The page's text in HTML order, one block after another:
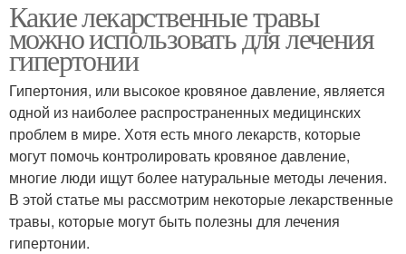
Какие лекарственные травы
можно использовать для лечения
гипертонии
Гипертония, или высокое кровяное давление, является
одной из наиболее распространенных медицинских
проблем в мире. Хотя есть много лекарств, которые
могут помочь контролировать кровяное давление,
многие люди ищут более натуральные методы лечения.
В этой статье мы рассмотрим некоторые лекарственные
травы, которые могут быть полезны для лечения
гипертонии.